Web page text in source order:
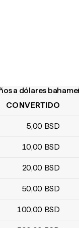
a dólares
a dólares bahameños
CONVERTIDO
5,00 BSD
10,00 BSD
20,00 BSD
50,00 BSD
100,00 BSD